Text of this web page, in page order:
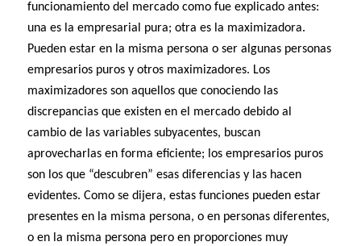
funcionamiento del mercado como fue explicado antes:
una es la empresarial pura; otra es la maximizadora.
Pueden estar en la misma persona o ser algunas personas
empresarios puros y otros maximizadores. Los
maximizadores son aquellos que conociendo las
discrepancias que existen en el mercado debido al
cambio de las variables subyacentes, buscan
aprovecharlas en forma eficiente; los empresarios puros
son los que “descubren” esas diferencias y las hacen
evidentes. Como se dijera, estas funciones pueden estar
presentes en la misma persona, o en personas diferentes,
o en la misma persona pero en proporciones muy